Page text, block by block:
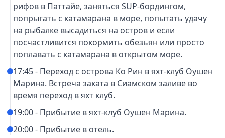
рифов в Паттайе, заняться SUP-бордингом,
попрыгать с катамарана в море, попытать удачу
на рыбалке высадиться на остров и если
посчастливится покормить обезьян или просто
поплавать с катамарана в открытом море.
17:45 - Переход с острова Ко Рин в яхт-клуб Оушен
Марина. Встреча заката в Сиамском заливе во
время переход в яхт клуб.
19:00 - Прибытие в яхт-клуб Оушен Марина.
20:00 - Прибытие в отель.